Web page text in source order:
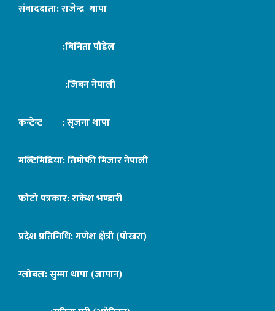
संवाददाता: राजेन्द्र थापा
:बिनिता पौडेल
:जिबन नेपाली
कन्टेन्ट : सृजना थापा
मल्टिमिडिया: तिमोफी मिजार नेपाली
फोटो पत्रकार: राकेश भण्डारी
प्रदेश प्रतिनिधि: गणेश क्षेत्री (पोखरा)
ग्लोबल: सुम्मा थापा (जापान)